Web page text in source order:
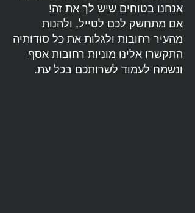
אנחנו בטוחים שיש לך את זה!
אם מתחשק לכם לטייל, ולהנות
מהעיר רחובות ולגלות את כל סודותיה
התקשרו אלינו מוניות רחובות אסף
ונשמח לעמוד לשרותכם בכל עת.